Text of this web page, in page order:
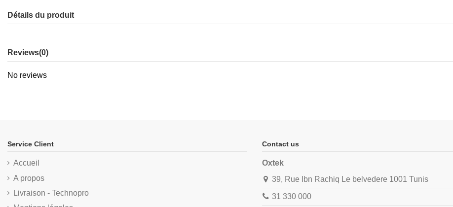
Détails du produit
Reviews(0)
No reviews
Service Client
Accueil
A propos
Livraison - Technopro
Contact us
Oxtek
39, Rue Ibn Rachiq Le belvedere 1001 Tunis
31 330 000